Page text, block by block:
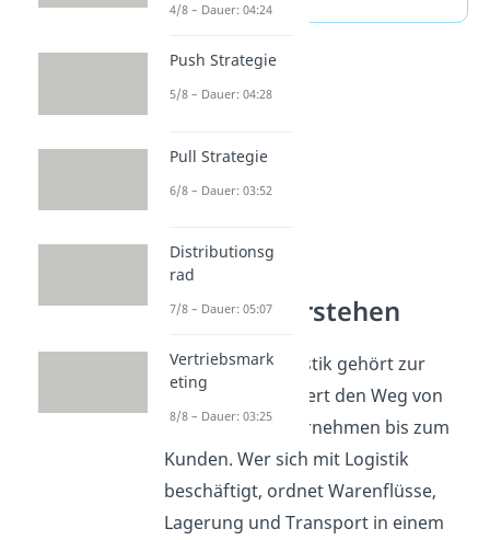
Logistik verstehen
Distributionslogistik gehört zur
Logistik und steuert den Weg von
Waren vom Unternehmen bis zum
Kunden. Wer sich mit Logistik
beschäftigt, ordnet Warenflüsse,
Lagerung und Transport in einem
4/8 – Dauer: 04:24
Push Strategie
5/8 – Dauer: 04:28
Pull Strategie
6/8 – Dauer: 03:52
Distributionsg
rad
7/8 – Dauer: 05:07
Vertriebsmark
eting
8/8 – Dauer: 03:25